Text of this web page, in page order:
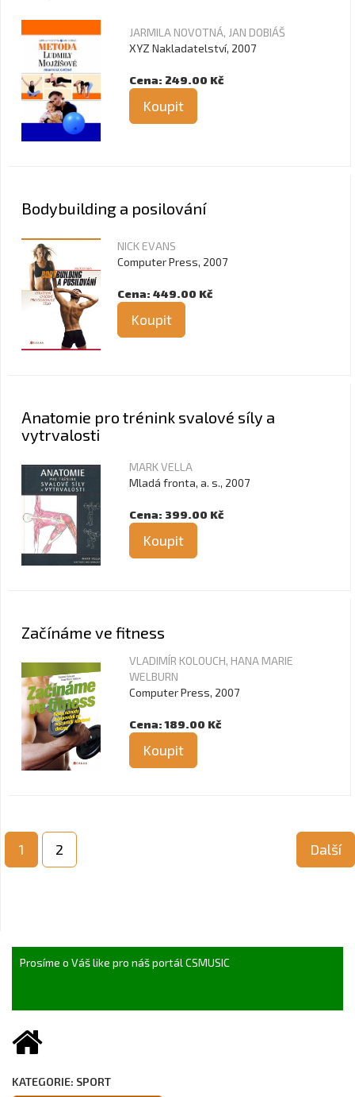
JARMILA NOVOTNÁ, JAN DOBIÁŠ
XYZ Nakladatelství, 2007
Cena: 249.00 Kč
Koupit
Bodybuilding a posilování
NICK EVANS
Computer Press, 2007
Cena: 449.00 Kč
Koupit
Anatomie pro trénink svalové síly a
vytrvalosti
MARK VELLA
Mladá fronta, a. s., 2007
Cena: 399.00 Kč
Koupit
Začínáme ve fitness
VLADIMÍR KOLOUCH, HANA MARIE
WELBURN
Computer Press, 2007
Cena: 189.00 Kč
Koupit
1 2 Další
Prosíme o Váš like pro náš portál CSMUSIC
KATEGORIE: SPORT